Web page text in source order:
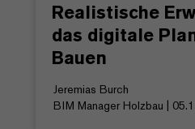
Realistische
das digitale
Bauen
Jeremias Burch
BIM Manager Holzbau |